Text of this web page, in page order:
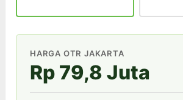
HARGA OTR JAKARTA
Rp 79,8 Juta